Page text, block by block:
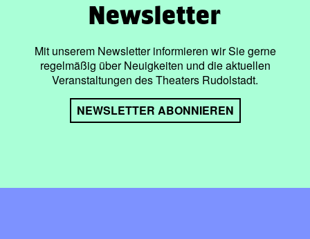
Newsletter
Mit unserem Newsletter informieren wir Sie gerne
regelmäßig über Neuigkeiten und die aktuellen
Veranstaltungen des Theaters Rudolstadt.
NEWSLETTER ABONNIEREN